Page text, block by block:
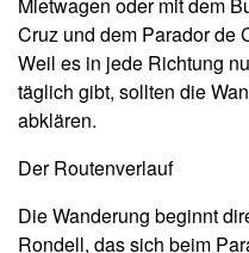
Cruz und dem Parador de
Weil es in jede Richtung
täglich gibt, sollten die
abklären.
Der Routenverlauf
Die Wanderung beginnt
Rondell, das sich beim